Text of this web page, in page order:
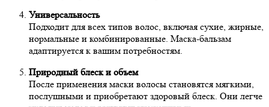
Универсальность
Подходит для всех типов волос, включая сухие, жирные,
нормальные и комбинированные. Маска-бальзам
адаптируется к вашим потребностям.
Природный блеск и объем
После применения маски волосы становятся мягкими,
послушными и приобретают здоровый блеск. Они легче